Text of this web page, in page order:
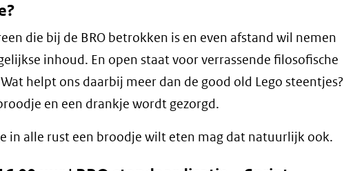
die bij de BRO betrokken is en even afstand wil nemen
inhoud. En open staat voor verrassende filosofische
helpt ons daarbij meer dan de good old Lego steentjes?
en een drankje wordt gezorgd.
in alle rust een broodje wilt eten mag dat natuurlijk ook.